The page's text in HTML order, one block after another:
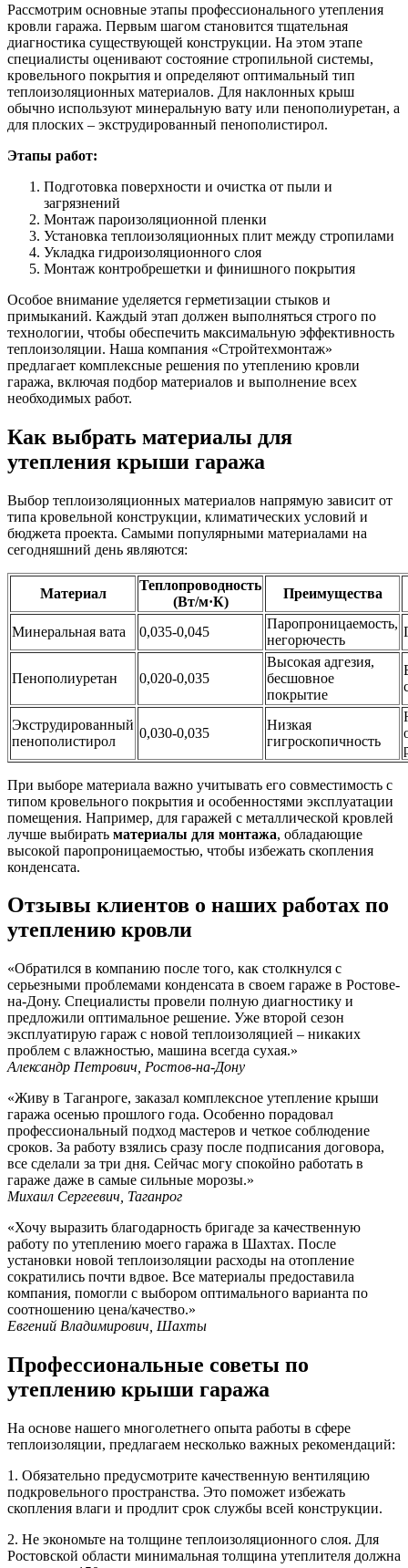
Рассмотрим основные этапы профессионального утепления
кровли гаража. Первым шагом становится тщательная
диагностика существующей конструкции. На этом этапе
специалисты оценивают состояние стропильной системы,
кровельного покрытия и определяют оптимальный тип
теплоизоляционных материалов. Для наклонных крыш
обычно используют минеральную вату или пенополиуретан, а
для плоских – экструдированный пенополистирол.
Этапы работ:
Подготовка поверхности и очистка от пыли и
загрязнений
Монтаж пароизоляционной пленки
Установка теплоизоляционных плит между стропилами
Укладка гидроизоляционного слоя
Монтаж контробрешетки и финишного покрытия
Особое внимание уделяется герметизации стыков и
примыканий. Каждый этап должен выполняться строго по
технологии, чтобы обеспечить максимальную эффективность
теплоизоляции. Наша компания «Стройтехмонтаж»
предлагает комплексные решения по утеплению кровли
гаража, включая подбор материалов и выполнение всех
необходимых работ.
Как выбрать материалы для
утепления крыши гаража
Выбор теплоизоляционных материалов напрямую зависит от
типа кровельной конструкции, климатических условий и
бюджета проекта. Самыми популярными материалами на
сегодняшний день являются:
Материал
Теплопроводность
(Вт/м·К)
Преимущества
Минеральная вата 0,035-0,045
Паропроницаемость,
негорючесть
Пенополиуретан 0,020-0,035
Высокая адгезия,
бесшовное
покрытие
Экструдированный
пенополистирол
0,030-0,035
Низкая
гигроскопичность
При выборе материала важно учитывать его совместимость с
типом кровельного покрытия и особенностями эксплуатации
помещения. Например, для гаражей с металлической кровлей
лучше выбирать материалы для монтажа, обладающие
высокой паропроницаемостью, чтобы избежать скопления
конденсата.
Отзывы клиентов о наших работах по
утеплению кровли
«Обратился в компанию после того, как столкнулся с
серьезными проблемами конденсата в своем гараже в Ростове-
на-Дону. Специалисты провели полную диагностику и
предложили оптимальное решение. Уже второй сезон
эксплуатирую гараж с новой теплоизоляцией – никаких
проблем с влажностью, машина всегда сухая.»
Александр Петрович, Ростов-на-Дону
«Живу в Таганроге, заказал комплексное утепление крыши
гаража осенью прошлого года. Особенно порадовал
профессиональный подход мастеров и четкое соблюдение
сроков. За работу взялись сразу после подписания договора,
все сделали за три дня. Сейчас могу спокойно работать в
гараже даже в самые сильные морозы.»
Михаил Сергеевич, Таганрог
«Хочу выразить благодарность бригаде за качественную
работу по утеплению моего гаража в Шахтах. После
установки новой теплоизоляции расходы на отопление
сократились почти вдвое. Все материалы предоставила
компания, помогли с выбором оптимального варианта по
соотношению цена/качество.»
Евгений Владимирович, Шахты
Профессиональные советы по
утеплению крыши гаража
На основе нашего многолетнего опыта работы в сфере
теплоизоляции, предлагаем несколько важных рекомендаций:
1. Обязательно предусмотрите качественную вентиляцию
подкровельного пространства. Это поможет избежать
скопления влаги и продлит срок службы всей конструкции.
2. Не экономьте на толщине теплоизоляционного слоя. Для
Ростовской области минимальная толщина утеплителя должна